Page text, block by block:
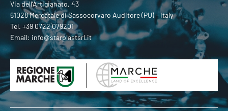
Via dell’Artigianato, 43
61028 Mercatale di Sassocorvaro Auditore (PU) – Italy
Tel. +39 0722 079201
Email: info@starplastsrl.it